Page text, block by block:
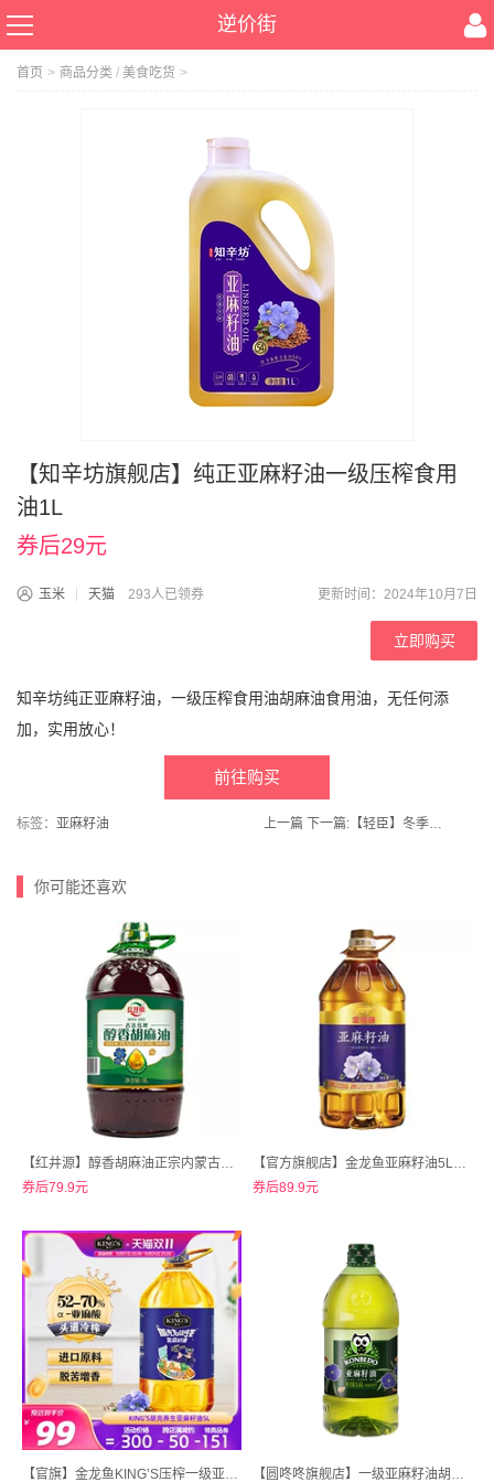
逆价街
首页 > 商品分类 / 美食吃货 >
【知辛坊旗舰店】纯正亚麻籽油一级压榨食用
油1L
券后29元
玉米 天猫 293人已领券 更新时间：2024年10月7日
立即购买
知辛坊纯正亚麻籽油，一级压榨食用油胡麻油食用油，无任何添
加，实用放心！
前往购买
标签： 亚麻籽油 上一篇 下一篇: 【轻臣】冬季室内居家棉拖鞋男女毛绒毛毛拖鞋
你可能还喜欢
【红井源】醇香胡麻油正宗内蒙古胡麻油4.5L
券后79.9元
【官方旗舰店】金龙鱼亚麻籽油5L食用油
券后89.9元
【官旗】金龙鱼KING’S压榨一级亚麻籽油5L 【圆咚咚旗舰店】一级亚麻籽油胡麻油冷榨家用1.6L*3桶